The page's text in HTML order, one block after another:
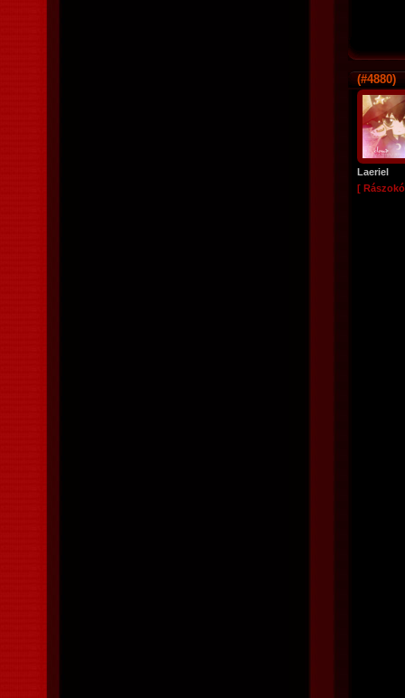
(#4880)
Laeriel
[